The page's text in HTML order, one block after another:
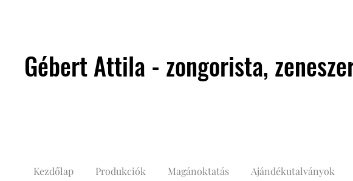
Gébert Attila - zongorista,
Kezdőlap Produkciók Magánoktatás Ajándékutalványok